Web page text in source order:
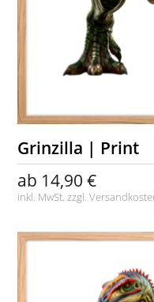
Grinzilla | Print
ab 14,90 €
inkl. MwSt. zzgl.